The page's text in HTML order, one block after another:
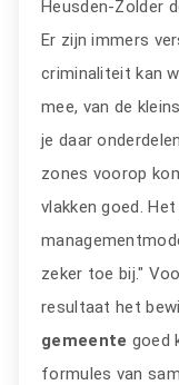
Heusden-Zolder
Er zijn immers
criminaliteit kan
mee, van de
je daar
zones voorop
vlakken goed.
zeker toe bij."
resultaat het
gemeente goed
formules van